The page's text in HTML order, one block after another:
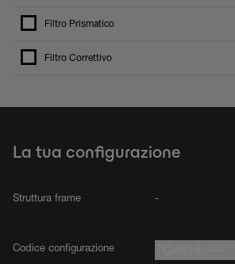
Filtro Prismatico
Filtro Correttivo
La tua configurazione
Struttura frame -
Codice configurazione